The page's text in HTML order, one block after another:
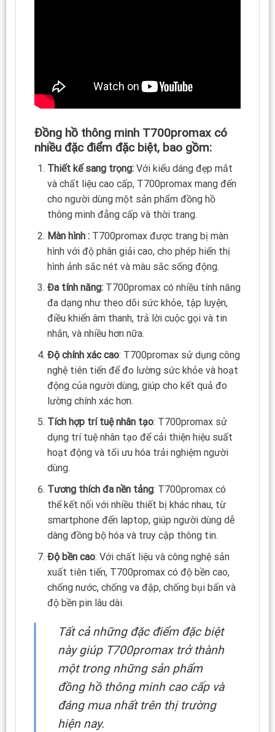
Đồng hồ thông minh T700promax có
nhiều đặc điểm đặc biệt, bao gồm:
Thiết kế sang trọng:Với kiểu dáng đẹp mắt
và chất liệu cao cấp, T700promax mang đến
cho người dùng một sản phẩm đồng hồ
thông minh đẳng cấp và thời trang.
Màn hình :T700promax được trang bị màn
hình với độ phân giải cao, cho phép hiển thị
hình ảnh sắc nét và màu sắc sống động.
Đa tính năng:T700promax có nhiều tính năng
đa dạng như theo dõi sức khỏe, tập luyện,
điều khiển âm thanh, trả lời cuộc gọi và tin
nhắn, và nhiều hơn nữa.
Độ chính xác cao: T700promax sử dụng công
nghệ tiên tiến để đo lường sức khỏe và hoạt
động của người dùng, giúp cho kết quả đo
lường chính xác hơn.
Tích hợp trí tuệ nhân tạo: T700promax sử
dụng trí tuệ nhân tạo để cải thiện hiệu suất
hoạt động và tối ưu hóa trải nghiệm người
dùng.
Tương thích đa nền tảng: T700promax có
thể kết nối với nhiều thiết bị khác nhau, từ
smartphone đến laptop, giúp người dùng dễ
dàng đồng bộ hóa và truy cập thông tin.
Độ bền cao: Với chất liệu và công nghệ sản
xuất tiên tiến, T700promax có độ bền cao,
chống nước, chống va đập, chống bụi bẩn và
độ bền pin lâu dài.
Tất cả những đặc điểm đặc biệt
này giúp T700promax trở thành
một trong những sản phẩm
đồng hồ thông minh cao cấp và
đáng mua nhất trên thị trường
hiện nay.